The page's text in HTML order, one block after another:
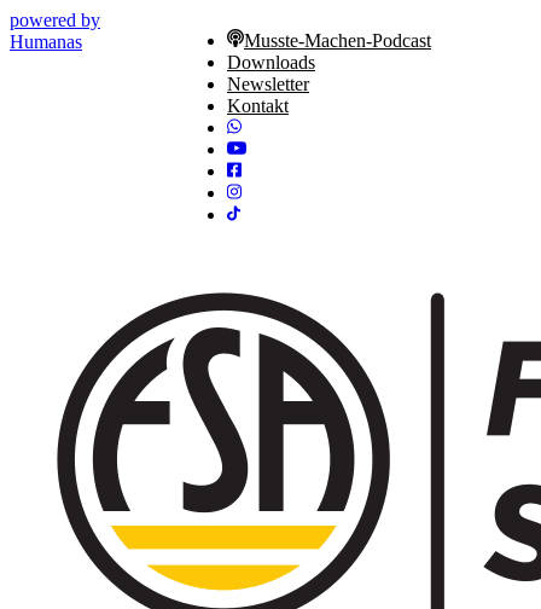
powered by
Humanas
Musste-Machen-Podcast
Downloads
Newsletter
Kontakt